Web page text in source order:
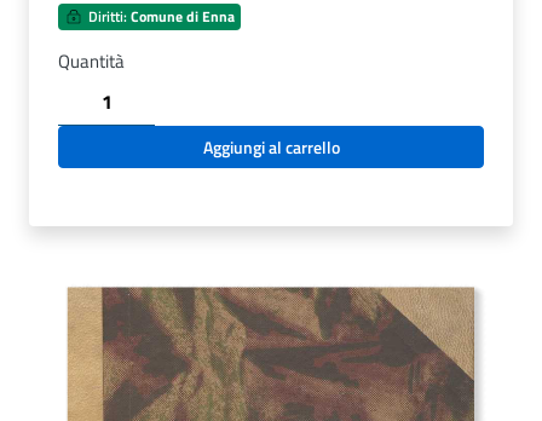
Diritti:Comune di Enna
Quantità
SERMONUM.
B.DE
BUSTIS. Aggiungi al carrello